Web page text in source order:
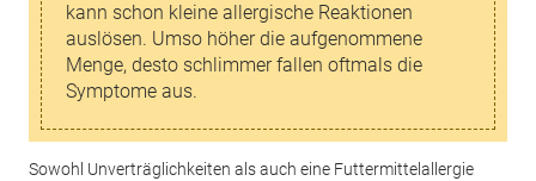
kann schon kleine allergische Reaktionen
auslösen. Umso höher die aufgenommene
Menge, desto schlimmer fallen oftmals die
Symptome aus.
Sowohl Unverträglichkeiten als auch eine Futtermittelallergie